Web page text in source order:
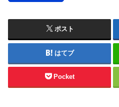
ポスト
はてブ
Pocket